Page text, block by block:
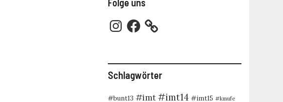
Folge uns
Instagram
Facebook
Schlagwörter
#bunt13 #imt#imt14 #imt15 #kmufe